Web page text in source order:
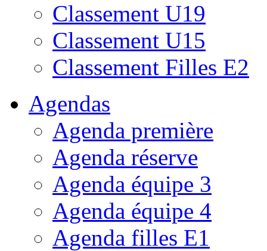
Classement U19
Classement U15
Classement Filles E2
Agendas
Agenda première
Agenda réserve
Agenda équipe 3
Agenda équipe 4
Agenda filles E1